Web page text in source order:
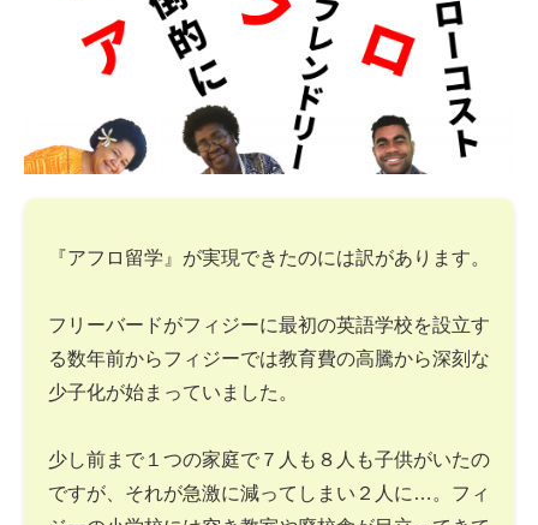
『アフロ留学』が実現できたのには訳があります。
フリーバードがフィジーに最初の英語学校を設立す
る数年前からフィジーでは教育費の高騰から深刻な
少子化が始まっていました。
少し前まで１つの家庭で７人も８人も子供がいたの
ですが、それが急激に減ってしまい２人に…。フィ